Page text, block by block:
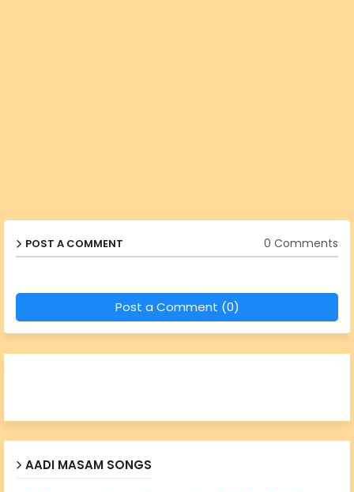
POST A COMMENT 0 Comments
Post a Comment (0)
AADI MASAM SONGS